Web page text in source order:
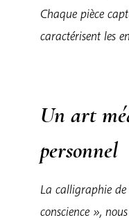
Chaque pièce
caractérisent les
Un art
personnel
La calligraphie
conscience »,